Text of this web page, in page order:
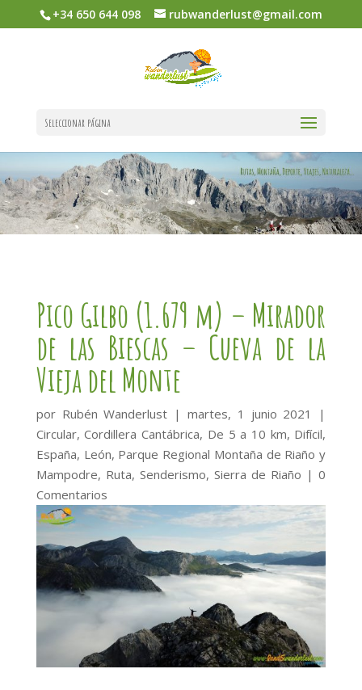
+34 650 644 098 rubwanderlust@gmail.com
Seleccionar página
Pico Gilbo (1.679 m) – Mirador
de las Biescas – Cueva de la
Vieja del Monte
por Rubén Wanderlust |martes, 1 junio 2021
|
Circular,Cordillera Cantábrica, De 5 a 10 km, Difícil,
España, León, Parque Regional Montaña de Riaño y
Mampodre, Ruta, Senderismo, Sierra de Riaño |0
Comentarios